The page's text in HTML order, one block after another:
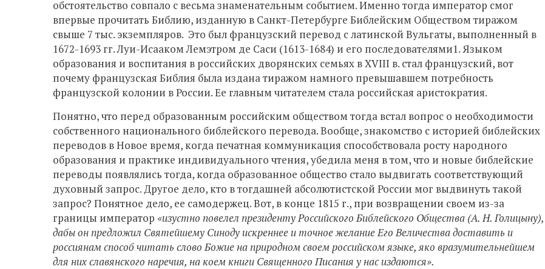
обстоятельство совпало с весьма знаменательным событием. Именно тогда император смог
впервые прочитать Библию, изданную в Санкт-Петербурге Библейским Обществом тиражом
свыше 7 тыс. экземпляров. Это был французский перевод с латинской Вульгаты, выполненный в
1672-1693 гг. Луи-Исааком Лемэтром де Саси (1613-1684) и его последователями1. Языком
образования и воспитания в российских дворянских семьях в XVIII в. стал французский, вот
почему французская Библия была издана тиражом намного превышавшем потребность
французской колонии в России. Ее главным читателем стала российская аристократия.
Понятно, что перед образованным российским обществом тогда встал вопрос о необходимости
собственного национального библейского перевода. Вообще, знакомство с историей библейских
переводов в Новое время, когда печатная коммуникация способствовала росту народного
образования и практике индивидуального чтения, убедила меня в том, что и новые библейские
переводы появлялись тогда, когда образованное общество стало выдвигать соответствующий
духовный запрос. Другое дело, кто в тогдашней абсолютистской России мог выдвинуть такой
запрос? Понятное дело, ее самодержец. Вот, в конце 1815 г., при возвращении своем из-за
границы император «изустно повелел президенту Российского Библейского Общества (А. Н. Голицыну),
дабы он предложил Святейшему Синоду искреннее и точное желание Его Величества доставить и
россиянам способ читать слово Божие на природном своем российском языке, яко вразумительнейшем
для них славянского наречия, на коем книги Священного Писания у нас издаются».